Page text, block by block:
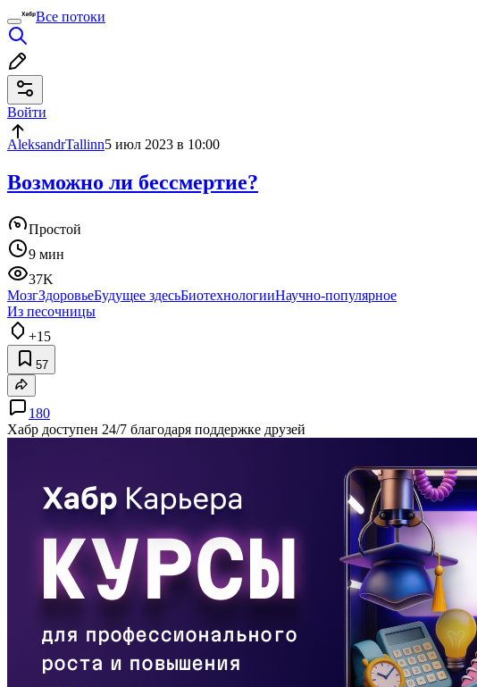
Все потоки
Войти
AleksandrTallinn5 июл 2023 в 10:00
Возможно ли бессмертие?
Простой
9 мин
37K
МозгЗдоровьеБудущее здесьБиотехнологииНаучно-популярное
Из песочницы
+15
57
180
Хабр доступен 24/7 благодаря поддержке друзей